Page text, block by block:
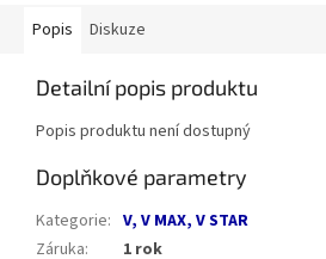
Popis Diskuze
Detailní popis produktu
Popis produktu není dostupný
Doplňkové parametry
Kategorie: V, V MAX, V STAR
Záruka:
1 rok